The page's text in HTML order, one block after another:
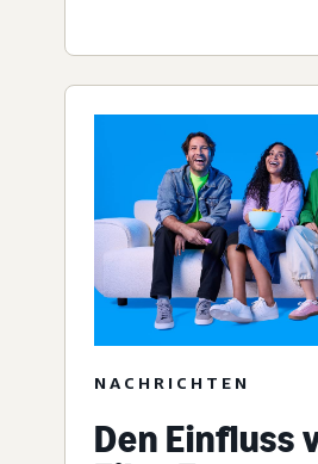
NACHRICHTEN
Den Einfluss